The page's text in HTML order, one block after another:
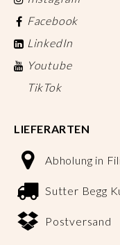
Facebook
LinkedIn
Youtube
TikTok
LIEFERARTEN
Abholung in
Sutter Begg
Postversand